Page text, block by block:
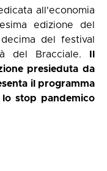
all'economia
edizione del
del festival
del Bracciale.
presieduta da
il programma
stop pandemico